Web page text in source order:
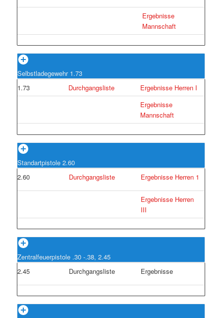
Ergebnisse
Mannschaft
Selbstladegewehr 1.73
1.73
Durchgangsliste
Ergebnisse Herren I
Ergebnisse
Mannschaft
Standartpistole 2.60
2.60
Durchgangsliste Ergebnisse Herren 1
Ergebnisse Herren
III
Zentralfeuerpistole .30 -.38, 2.45
2.45
Durchgangsliste Ergebnisse